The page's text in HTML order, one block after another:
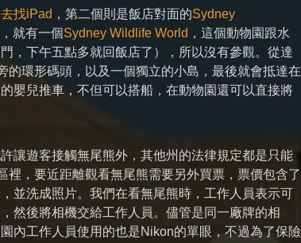
去找iPad ，第二個則是飯店對面的Sydney
就有一個Sydney Wildlife World ，這個動物園跟水
，下午五點多就回飯店了），所以沒有參觀。從達
環形碼頭，以及一個獨立的小島，最後就會抵達在
嬰兒推車，不但可以搭船，在動物園還可以直接將
讓遊客接觸無尾熊外，其他州的法律規定都是只能
，要近距離觀看無尾熊需要另外買票，票價包含了
並洗成照片。我們在看無尾熊時，工作人員表示可
然後將相機交給工作人員。儘管是同一廠牌的相
內工作人員使用的也是Nikon的單眼，不過為了保險